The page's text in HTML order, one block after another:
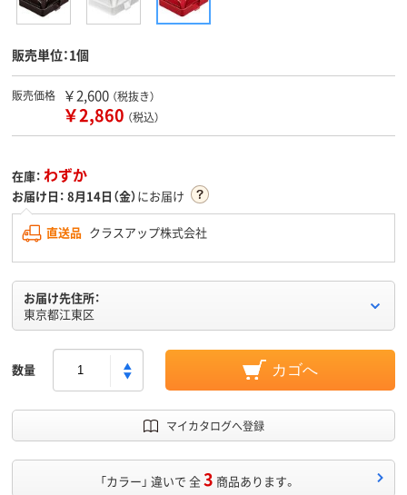
販売単位：1個
販売価格 ￥2,600 （税抜き）
￥2,860 （税込）
在庫： わずか
お届け日： 8月14日（金）にお届け
直送品 クラスアップ株式会社
お届け先住所：
東京都江東区
数量 カゴへ
マイカタログへ登録
「カラー」 違いで 全3 商品あります。